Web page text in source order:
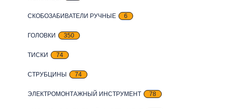
СКОБОЗАБИВАТЕЛИ РУЧНЫЕ 6
ГОЛОВКИ 350
ТИСКИ 74
СТРУБЦИНЫ 74
ЭЛЕКТРОМОНТАЖНЫЙ ИНСТРУМЕНТ 78